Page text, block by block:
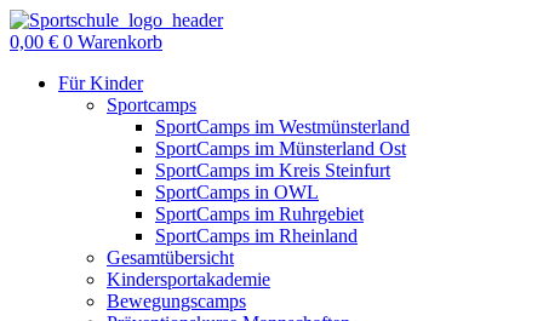
Zum
Inhalt
0,00 € 0 Warenkorb
Für Kinder
Sportcamps
SportCamps im Westmünsterland
SportCamps im Münsterland Ost
SportCamps im Kreis Steinfurt
SportCamps in OWL
SportCamps im Ruhrgebiet
SportCamps im Rheinland
Gesamtübersicht
Kindersportakademie
Bewegungscamps